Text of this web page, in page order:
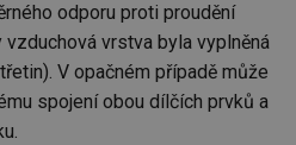
odporu proti proudění
vrstva byla vyplněná
V opačném případě může
spojení obou dílčích prvků a